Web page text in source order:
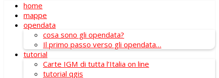
home
mappe
opendata
cosa sono gli opendata?
Il primo passo verso gli opendata…
tutorial
Carte IGM di tutta l’Italia on line
tutorial qgis